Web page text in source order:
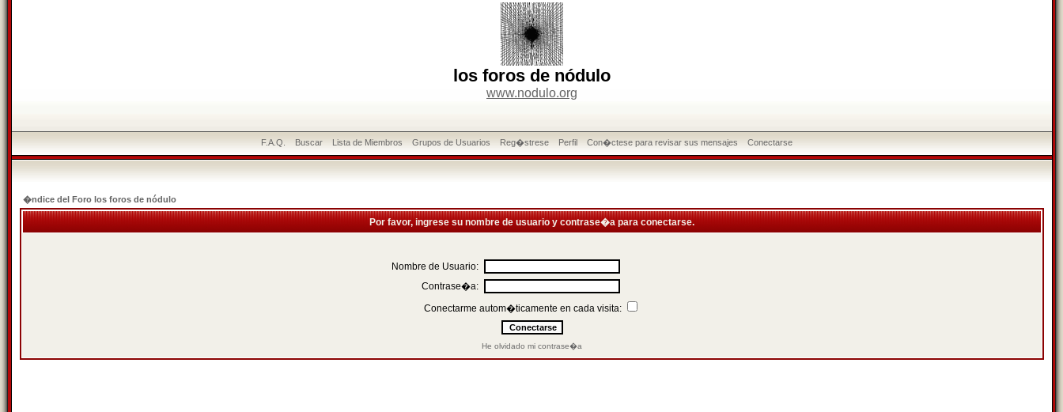
los foros de nódulo
www.nodulo.org
F.A.Q. Buscar Lista de Miembros Grupos de Usuarios Reg�strese Perfil Con�ctese para revisar sus mensajes Conectarse
�ndice del Foro los foros de nódulo
Por favor, ingrese su nombre de usuario y contrase�a para conectarse.
Nombre de Usuario:
Contrase�a:
Conectarme autom�ticamente en cada visita:
He olvidado mi contrase�a